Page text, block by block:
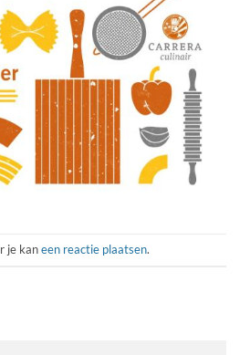
je kaneen reactie plaatsen.